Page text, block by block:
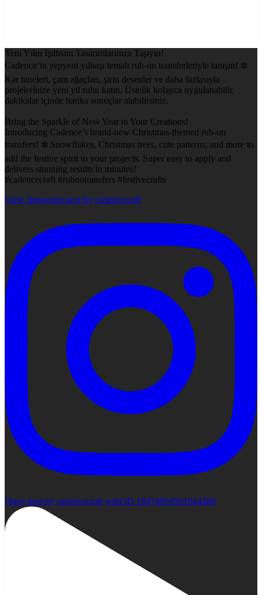
Yeni Yılın Işıltısını Tasarımlarınıza Taşıyın!
Cadence’in yepyeni yılbaşı temalı rub-on transferleriyle tanışın! ❄️
Kar taneleri, çam ağaçları, şirin desenler ve daha fazlasıyla
projelerinize yeni yıl ruhu katın. Üstelik kolayca uygulanabilir,
dakikalar içinde harika sonuçlar alabilirsiniz.
Bring the Sparkle of New Year to Your Creations!
Introducing Cadence’s brand-new Christmas-themed rub-on
transfers! ❄️ Snowflakes, Christmas trees, cute patterns, and more to
add the festive spirit to your projects. Super easy to apply and
delivers stunning results in minutes!
#cadencecraft #rubontransfers #festivecrafts
View Instagram post by cadencecraft
Open post by cadencecraft with ID 18474994501044388